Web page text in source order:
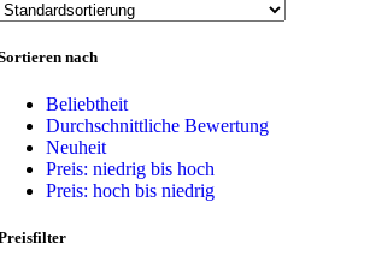
nach
Beliebtheit
Durchschnittliche Bewertung
Neuheit
Preis: niedrig bis hoch
Preis: hoch bis niedrig